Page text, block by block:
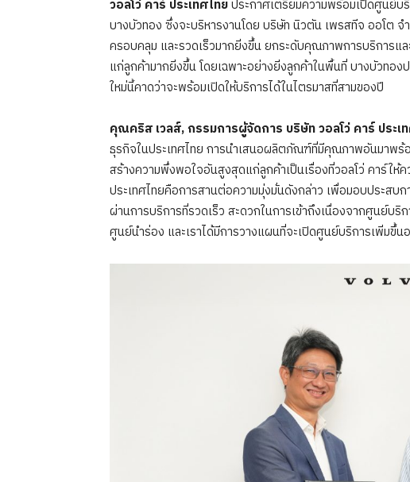
วอลโว่ คาร์ ประเทศไทยประกาศเตรียมความพร้อมเปิดศูนย์บ
บางบัวทอง ซึ่งจะบริหารงานโดย บริษัท นิวตัน เพรสทีจ ออโต จ
ครอบคลุม และรวดเร็วมากยิ่งขึ้น ยกระดับคุณภาพการบริการแ
แก่ลูกค้ามากยิ่งขึ้น โดยเฉพาะอย่างยิ่งลูกค้าในพื้นที่ บางบัวทอ
ใหม่นี้คาดว่าจะพร้อมเปิดให้บริการได้ในไตรมาสที่สามของปี
คุณคริส เวลส์, กรรมการผู้จัดการ บริษัท วอลโว่ คาร์ ประเ
ธุรกิจในประเทศไทย การนำเสนอผลิตภัณฑ์ที่มีคุณภาพอันมาพร้
สร้างความพึ่งพอใจอันสูงสุดแก่ลูกค้าเป็นเรื่องที่วอลโว่ คาร์ใ
ประเทศไทยคือการสานต่อความมุ่งมั่นดังกล่าว เพื่อมอบประสบ
ผ่านการบริการที่รวดเร็ว สะดวกในการเข้าถึงเนื่องจากศูนย์
ศูนย์นำร่อง และเราได้มีการวางแผนที่จะเปิดศูนย์บริการเพิ่มขึ้น